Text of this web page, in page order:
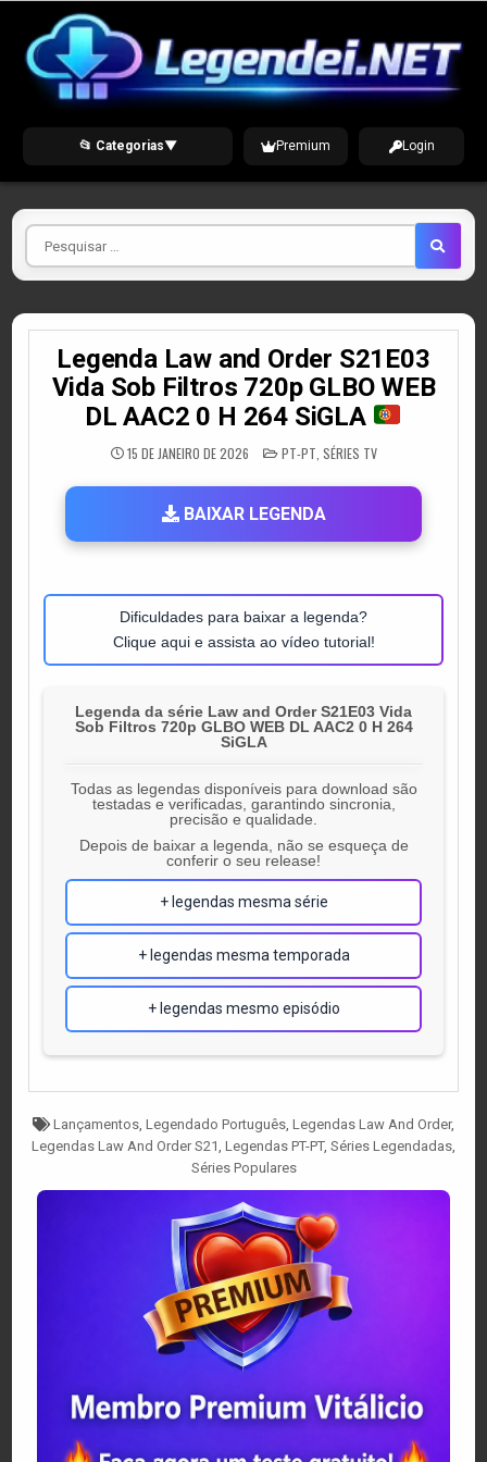
content
📂 Categorias▼ Premium Login
Pesquisar
por
Legenda Law and Order S21E03
Vida Sob Filtros 720p GLBO WEB
DL AAC2 0 H 264 SiGLA
15 DE JANEIRO DE 2026 POSTED
IN
PT-PT SÉRIES TV
BAIXAR LEGENDA
Dificuldades para baixar a legenda?
Clique aqui e assista ao vídeo tutorial!
Legenda da série Law and Order S21E03 Vida
Sob Filtros 720p GLBO WEB DL AAC2 0 H 264
SiGLA
Todas as legendas disponíveis para download são
testadas e verificadas, garantindo sincronia,
precisão e qualidade.
Depois de baixar a legenda, não se esqueça de
conferir o seu release!
+ legendas mesma série
+ legendas mesma temporada
+ legendas mesmo episódio
Tagged
Lançamentos, Legendado Português, Legendas Law And Order,
Legendas Law And Order S21, Legendas PT-PT, Séries Legendadas,
Séries Populares